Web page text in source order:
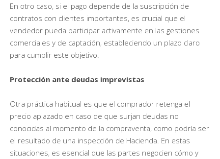
En otro caso, si el pago depende de la suscripción de
contratos con clientes importantes, es crucial que el
vendedor pueda participar activamente en las gestiones
comerciales y de captación, estableciendo un plazo claro
para cumplir este objetivo.
Protección ante deudas imprevistas
Otra práctica habitual es que el comprador retenga el
precio aplazado en caso de que surjan deudas no
conocidas al momento de la compraventa, como podría ser
el resultado de una inspección de Hacienda. En estas
situaciones, es esencial que las partes negocien cómo y